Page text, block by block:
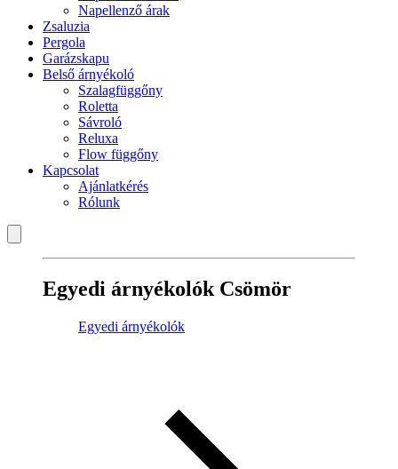
Napellenző árak
Zsaluzia
Pergola
Garázskapu
Belső árnyékoló
Szalagfüggőny
Roletta
Sávroló
Reluxa
Flow függőny
Kapcsolat
Ajánlatkérés
Rólunk
Egyedi árnyékolók Csömör
Egyedi árnyékolók